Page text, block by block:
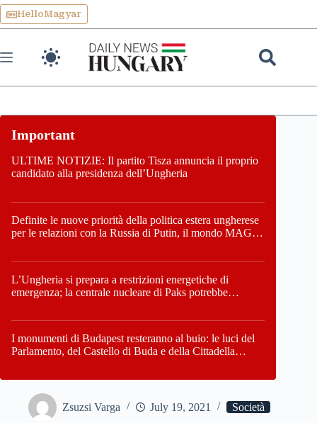
Skip
to
content
HelloMagyar
ULTIME NOTIZIE: Il partito Tisza annuncia il proprio
candidato alla presidenza dell’Ungheria
Definite le nuove priorità della politica estera ungherese
per le relazioni con la Russia di Putin, il mondo MAGA,
L’Ungheria si prepara a restrizioni energetiche di
emergenza; la centrale nucleare di Paks potrebbe
I monumenti di Budapest resteranno al buio: le luci del
Parlamento, del Castello di Buda e della Cittadella
Zsuzsi Varga July 19, 2021 Società